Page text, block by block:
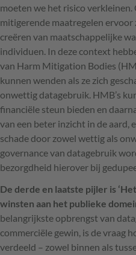
moeten we het risico
mitigerende maatregelen ervoor
creëren van maatschappelijke
individuen. In deze context
van Harm Mitigation Bodies
kunnen wenden als ze zich
onwettig datagebruik. HMB’s
financiële steun bieden en
van een beter inzicht in de aard,
schade door zowel wettig als
governance van datagebruik
bezorgdheid hierover bij
De derde en laatste pijler is
winsten aan het publieke
belangrijkste opbrengst van
commerciële gewin, is de vraag
verdeeld – zowel binnen als